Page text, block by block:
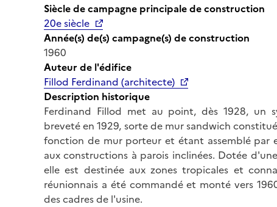
Siècle de campagne principale de construction
20e siècle
Année(s) de(s) campagne(s) de construction
1960
Auteur de l'édifice
Fillod Ferdinand (architecte)
Description historique
Ferdinand Fillod met au point, dès 1928, un
breveté en 1929, sorte de mur sandwich
fonction de mur porteur et étant assemblé par
aux constructions à parois inclinées. Dotée
elle est destinée aux zones tropicales et
réunionnais a été commandé et monté vers
des cadres de l'usine.